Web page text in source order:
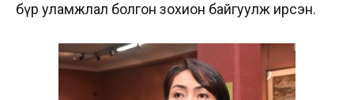
бүр уламжлал болгон зохион байгуулж ирсэн.